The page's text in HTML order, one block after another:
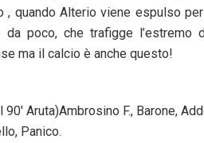
, quando Alterio viene espulso
poco, che trafigge l’estremo
ma il calcio è anche questo!
Aruta)Ambrosino F., Barone,
Panico.